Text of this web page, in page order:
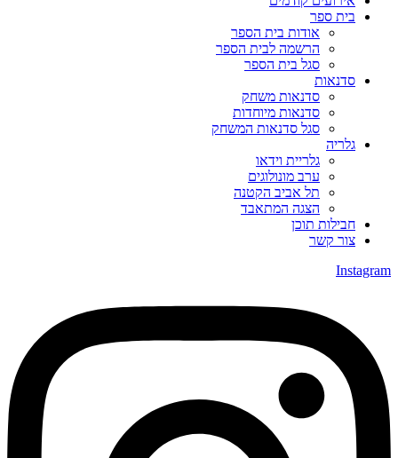
בית ספר
אודות בית הספר
הרשמה לבית הספר
סגל בית הספר
סדנאות
סדנאות משחק
סדנאות מיוחדות
סגל סדנאות המשחק
גלריה
גלריית וידאו
ערב מונולוגים
תל אביב הקטנה
הצגה המתאבד
חבילות תוכן
צור קשר
Instagram